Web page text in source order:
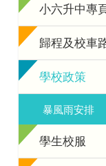
小六升中專
歸程及校車
學校政策
暴風雨安排
學生校服